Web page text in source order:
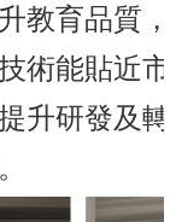
教育品質
術能貼近
升研發及